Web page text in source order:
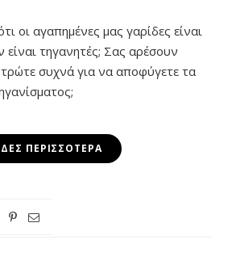
οι αγαπημένες μας γαρίδες είναι
είναι τηγανητές; Σας αρέσουν
συχνά για να αποφύγετε τα
ΔΕΣ ΠΕΡΙΣΣΌΤΕΡΑ